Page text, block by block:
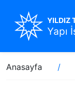
içeriğe
YILDIZ
Sayfa
yolu
Anasayfa